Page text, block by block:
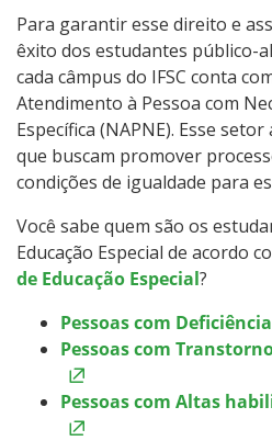
Para garantir esse direito e
êxito dos estudantes público-
cada câmpus do IFSC conta
Atendimento à Pessoa com
Específica (NAPNE). Esse
que buscam promover
condições de igualdade para
Você sabe quem são os
Educação Especial de acordo
de Educação Especial?
Pessoas com Deficiência
Pessoas com
Pessoas com Altas